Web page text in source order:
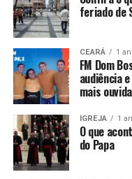
feriado de
CEARÁ 1
FM Dom
audiência
mais
IGREJA 1
O que
do Papa